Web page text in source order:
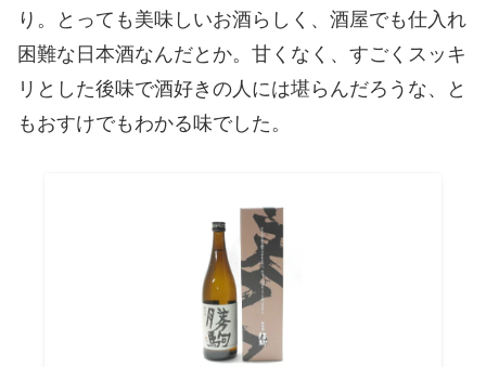
り。とっても美味しいお酒らしく、酒屋でも仕入れ
困難な日本酒なんだとか。甘くなく、すごくスッキ
リとした後味で酒好きの人には堪らんだろうな、と
もおすけでもわかる味でした。